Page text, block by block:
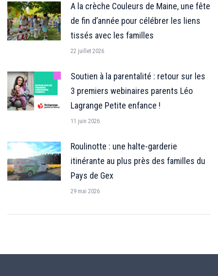
A la crèche Couleurs de Maine, une fête
de fin d’année pour célébrer les liens
tissés avec les familles
22 juillet 2026
Soutien à la parentalité : retour sur les
3 premiers webinaires parents Léo
Lagrange Petite enfance !
11 juin 2026
Roulinotte : une halte-garderie
itinérante au plus près des familles du
Pays de Gex
29 mai 2026